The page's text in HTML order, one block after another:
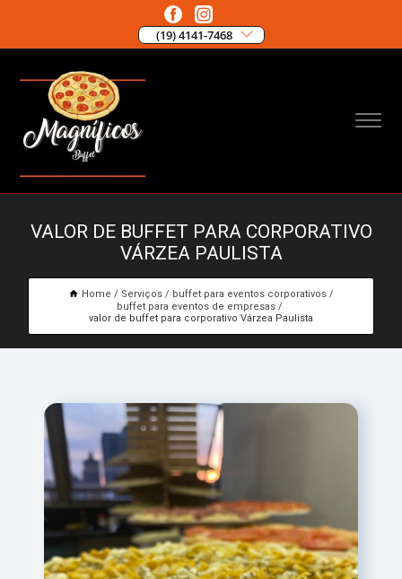
(19) 4141-7468
VALOR DE BUFFET PARA CORPORATIVO
VÁRZEA PAULISTA
Home Serviços
buffet para eventos corporativos
buffet para eventos de empresas
valor de buffet para corporativo Várzea Paulista